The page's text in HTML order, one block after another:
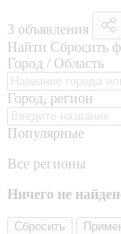
3 объявления
Найти Сбросить
Город / Область
Город, регион
Популярные
Все регионы
Ничего не
Сбросить